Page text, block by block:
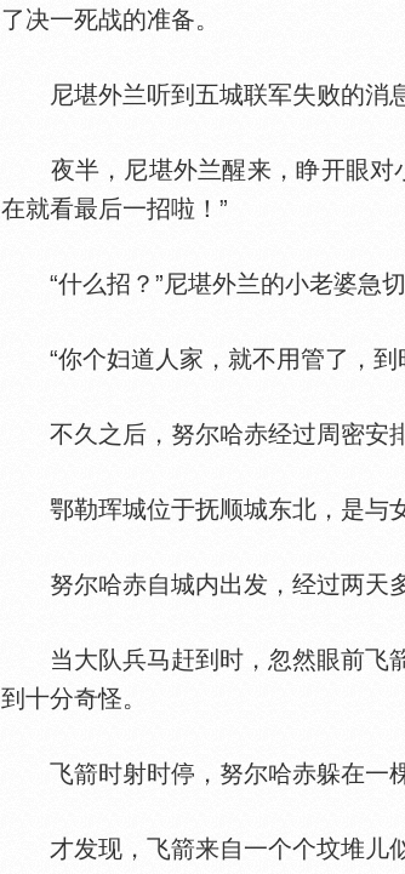
了决一死战的准备。
尼堪外兰听到五城联军失败的消息
夜半，尼堪外兰醒来，睁开眼对
在就看最后一招啦！”
“什么招？”尼堪外兰的小老婆急切
“你个妇道人家，就不用管了，到
不久之后，努尔哈赤经过周密安
鄂勒珲城位于抚顺城东北，是与女
努尔哈赤自城内出发，经过两天多
当大队兵马赶到时，忽然眼前飞箭
到十分奇怪。
飞箭时射时停，努尔哈赤躲在一棵
才发现，飞箭来自一个个坟堆儿似